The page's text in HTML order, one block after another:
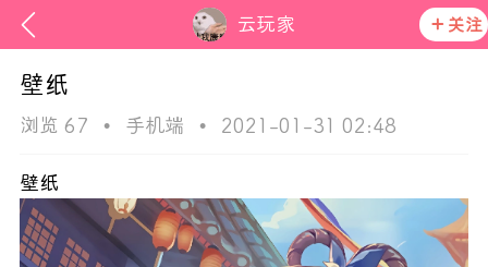
云玩家 关注
壁纸
浏览 67 • 手机端 • 2021-01-31 02:48
壁纸